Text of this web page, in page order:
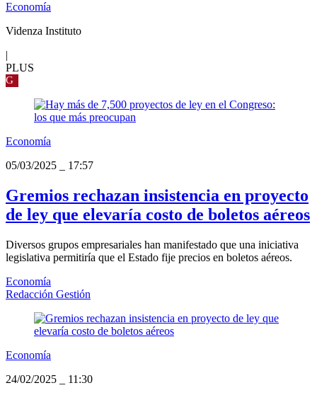
Economía
Videnza Instituto
|
PLUS
G
Economía
05/03/2025
17:57
Gremios rechazan insistencia en proyecto
de ley que elevaría costo de boletos aéreos
Diversos grupos empresariales han manifestado que una iniciativa
legislativa permitiría que el Estado fije precios en boletos aéreos.
Economía
Redacción Gestión
Economía
24/02/2025
11:30